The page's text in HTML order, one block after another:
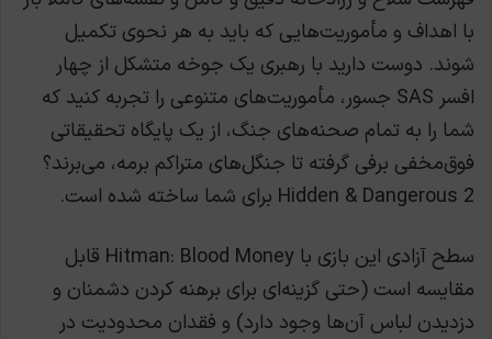
با اهداف و مأموریت‌هایی که باید به هر نحوی تکمیل
شوند. دوست دارید با رهبری یک جوخه متشکل از چهار
افسر SAS جسور، مأموریت‌های متنوعی را تجربه کنید که
شما را به تمام صحنه‌های جنگ، از یک پایگاه تحقیقاتی
فوق‌مخفی برفی گرفته تا جنگل‌های متراکم برمه، می‌برند؟
Hidden & Dangerous 2 برای شما ساخته شده است.
سطح آزادی این بازی با Hitman: Blood Money قابل
مقایسه است (حتی گزینه‌ای برای برهنه کردن دشمنان و
دزدیدن لباس آن‌ها وجود دارد) و فقدان محدودیت در